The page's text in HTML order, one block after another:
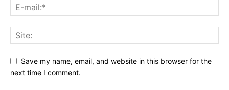
Save my name, email, and website in this browser for the
next time I comment.